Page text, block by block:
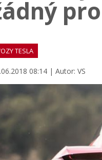
TESLA
08:14 | Autor: VS